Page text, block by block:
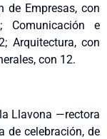
de Empresas, con
Comunicación e
Arquitectura, con
con 12.
Llavona —rectora
de celebración, de